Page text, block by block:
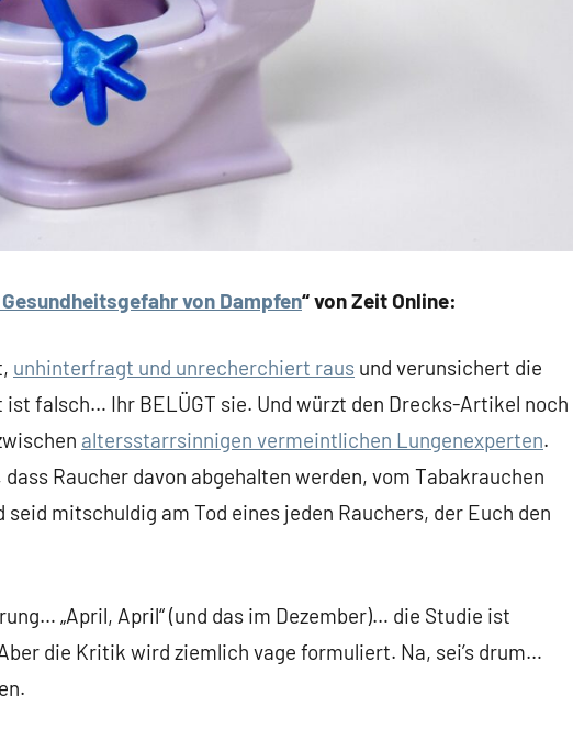
von Dampfen“ von Zeit Online:
unhinterfragt und unrecherchiert raus und verunsichert die
falsch… Ihr BELÜGT sie. Und würzt den Drecks-Artikel noch
altersstarrsinnigen vermeintlichen Lungenexperten.
Raucher davon abgehalten werden, vom Tabakrauchen
mitschuldig am Tod eines jeden Rauchers, der Euch den
„April, April“ (und das im Dezember)… die Studie ist
die Kritik wird ziemlich vage formuliert. Na, sei’s drum…